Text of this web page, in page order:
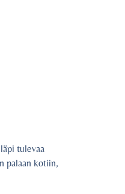
tulevaa
palaan kotiin,